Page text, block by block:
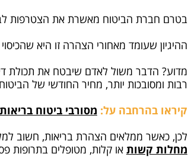
בטרם חברת הביטוח מאשרת את הצטרפות
ההיגיון שעומד מאחורי הצהרה זו היא
מדוע? הדבר משול לאדם שיבטח את תכולת
רבות ומסובכות יותר, מחיר החודשי של
קיראו בהרחבה על: מסורבי ביטוח בריאות
לכן, כאשר ממלאים הצהרת בריאות, חשוב
מחלות קשות או קלות, מטופלים בתרופות